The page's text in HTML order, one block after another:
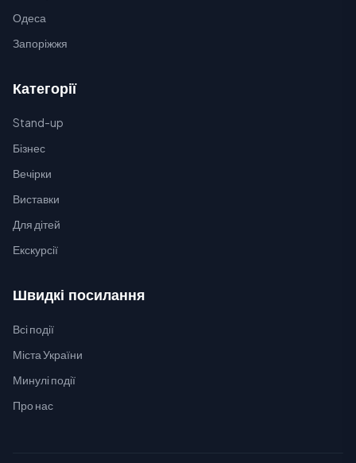
Одеса
Запоріжжя
Категорії
Stand-up
Бізнес
Вечірки
Виставки
Для дітей
Екскурсії
Швидкі посилання
Всі події
Міста України
Минулі події
Про нас